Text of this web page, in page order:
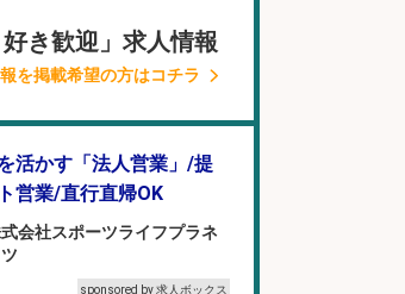
好き歓迎」求人情報
を掲載希望の方はコチラ
活かす「法人営業」/提
営業/直行直帰OK
会社スポーツライフプラネ
sponsored by 求人ボックス